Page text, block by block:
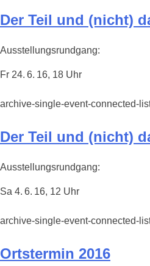
Der Teil und (nicht)
Ausstellungsrundgang:
Fr 24. 6. 16, 18 Uhr
archive-single-event-connected-
Der Teil und (nicht)
Ausstellungsrundgang:
Sa 4. 6. 16, 12 Uhr
archive-single-event-connected-
Ortstermin 2016